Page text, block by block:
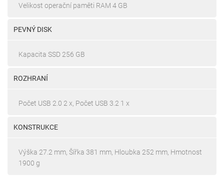
Velikost operační paměti RAM 4 GB
PEVNÝ DISK
Kapacita SSD 256 GB
ROZHRANÍ
Počet USB 2.0 2 x, Počet USB 3.2 1 x
KONSTRUKCE
Výška 27.2 mm, Šířka 381 mm, Hloubka 252 mm, Hmotnost
1900 g